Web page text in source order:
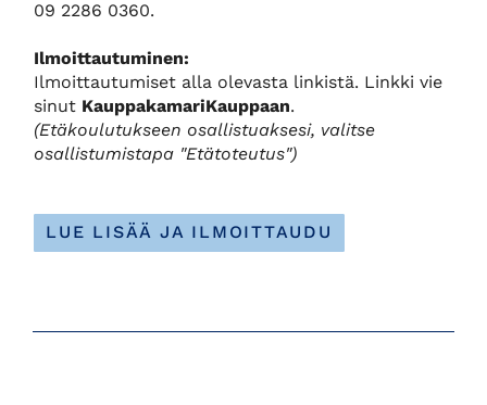
09 2286 0360.
Ilmoittautuminen:
Ilmoittautumiset alla olevasta linkistä. Linkki vie
sinut KauppakamariKauppaan.
(Etäkoulutukseen osallistuaksesi, valitse
osallistumistapa "Etätoteutus")
LUE LISÄÄ JA ILMOITTAUDU